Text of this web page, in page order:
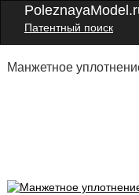
Патентный поиск
Манжетное